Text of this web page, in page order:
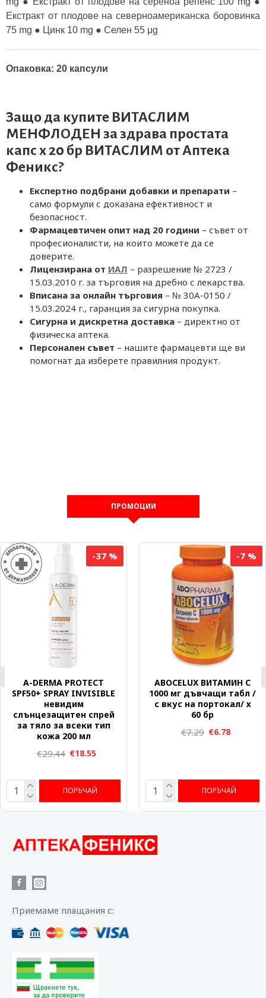
Екстракт от плодове на северноамериканска боровинка
75 mg ● Цинк 10 mg ● Селен 55 μg
Опаковка: 20 капсули
Защо да купите ВИТАСЛИМ
МЕНФЛОДЕН за здрава простата
капс х 20 бр ВИТАСЛИМ отАптека
Феникс?
Експертно подбрани добавки и препарати –
само формули с доказана ефективност и
безопасност.
Фармацевтичен опит над 20 години – съвет от
професионалисти, на които можете да се
доверите.
Лицензирана от ИАЛ – разрешение № 2723 /
15.03.2010 г. за търговия на дребно с лекарства.
Вписана за онлайн търговия – № 30A-0150 /
15.03.2024 г., гаранция за сигурна покупка.
Сигурна и дискретна доставка – директно от
физическа аптека.
Персонален съвет – нашите фармацевти ще ви
помогнат да изберете правилния продукт.
ПРОМОЦИИ
-37 %
A-DERMA PROTECT
SPF50+ SPRAY INVISIBLE
невидим
слънцезащитен спрей
за тяло за всеки тип
кожа 200 мл
€18.55
€29.44
ПОРЪЧАЙ
-7 %
ABOCELUX ВИТАМИН C
1000 мг дъвчащи табл /
с вкус на портокал/ х
60 бр
€6.78
€7.29
ПОРЪЧАЙ
Приемаме плащания с: